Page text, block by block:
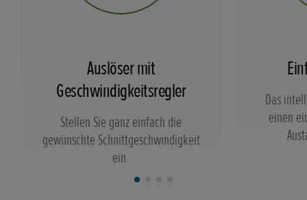
Auslöser mit
Geschwindigkeitsregler
Stellen Sie ganz einfach die
gewünschte Schnittgeschwindigkeit
ein.
Das
einen